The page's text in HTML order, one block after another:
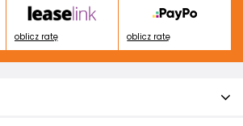
oblicz ratę oblicz ratę